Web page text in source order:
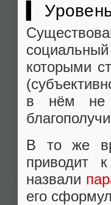
▍
которыми
в нём не
В то же
приводит
назвали
его